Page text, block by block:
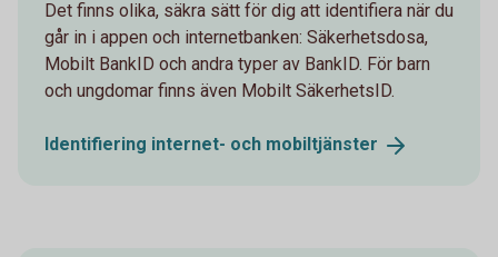
Det finns olika, säkra sätt för dig att identifiera när du
går in i appen och internetbanken: Säkerhetsdosa,
Mobilt BankID och andra typer av BankID. För barn
och ungdomar finns även Mobilt SäkerhetsID.
Identifiering internet- och mobiltjänster